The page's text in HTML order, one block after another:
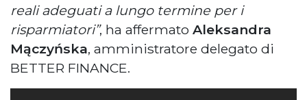
reali adeguati a lungo termine per i
risparmiatori”, ha affermato Aleksandra
Mączyńska, amministratore delegato di
BETTER FINANCE.